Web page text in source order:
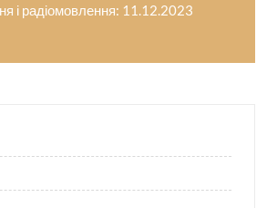
і радіомовлення: 11.12.2023